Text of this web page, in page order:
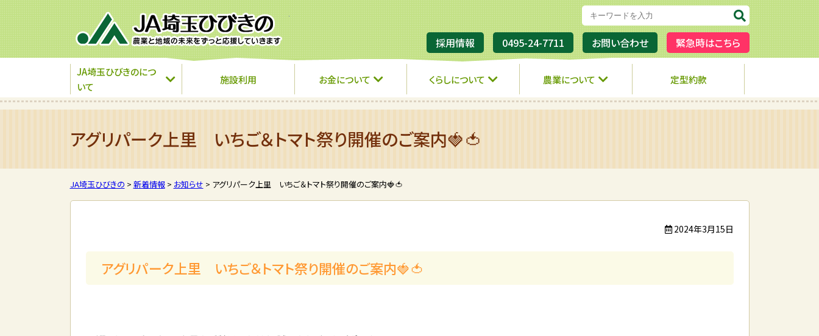
JA埼玉ひびきの
採用情報 0495-24-7711 お問い合わせ 緊急時はこちら
JA埼玉ひびきのにつ
いて
施設利用 お金について くらしについて 農業について 定型約款
アグリパーク上里 いちご＆トマト祭り開催のご案内🍓🍅
JA埼玉ひびきの > 新着情報> お知らせ > アグリパーク上里 いちご＆トマト祭り開催のご案内🍓🍅
2024年3月15日
アグリパーク上里 いちご＆トマト祭り開催のご案内🍓🍅